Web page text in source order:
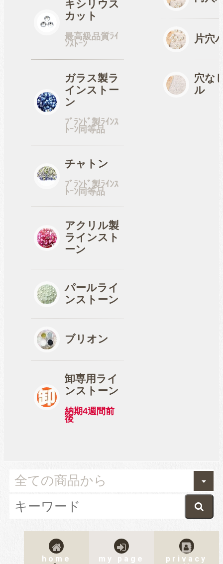
fave
tools
工具
便利品
収納ケース
キシリウス
カット
最高級品質ﾗｲ
ﾝｽﾄｰﾝ
ガラス製ラ
インストー
ン
ﾌﾞﾗﾝﾄﾞ製ﾗｲﾝｽ
ﾄｰﾝ同等品
チャトン
ﾌﾞﾗﾝﾄﾞ製ﾗｲﾝｽ
ﾄｰﾝ同等品
アクリル製
ラインスト
ーン
パールライ
ンストーン
ブリオン
卸専用ライ
ンストーン
納期4週間前
後
片穴
穴な
ル
home my page
privacy